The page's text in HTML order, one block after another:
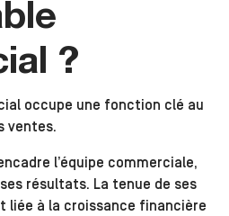
?
occupe une fonction clé au
ventes.
l’équipe commerciale,
résultats. La tenue de ses
à la croissance financière